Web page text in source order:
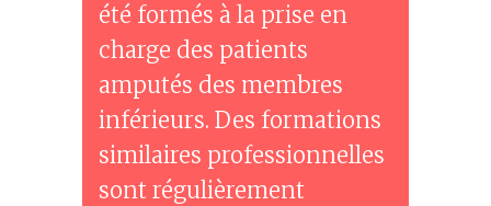
été formés à la prise en
charge des patients
amputés des membres
inférieurs. Des formations
similaires professionnelles
sont régulièrement